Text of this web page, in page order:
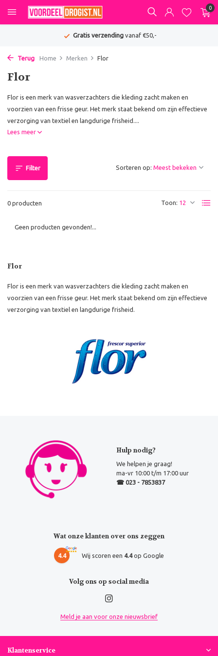
0
Gratis verzendingvanaf €50,-
Terug Home Merken Flor
Flor
Flor is een merk van wasverzachters die kleding zacht maken en
voorzien van een frisse geur. Het merk staat bekend om zijn effectieve
verzorging van textiel en langdurige frisheid....
Lees meer
Filter
0 producten Toon:
Sorteren op:
Geen producten gevonden!...
Flor
Flor is een merk van wasverzachters die kleding zacht maken en
voorzien van een frisse geur. Het merk staat bekend om zijn effectieve
verzorging van textiel en langdurige frisheid.
Hulp nodig?
We helpen je graag!
ma-vr 10:00 t/m 17:00 uur
☎ 023 - 7853837
Wat onze klanten over ons zeggen
4.4 Wij scoren een 4.4op Google
Volg ons op social media
Meld je aan voor onze nieuwsbrief
Klantenservice